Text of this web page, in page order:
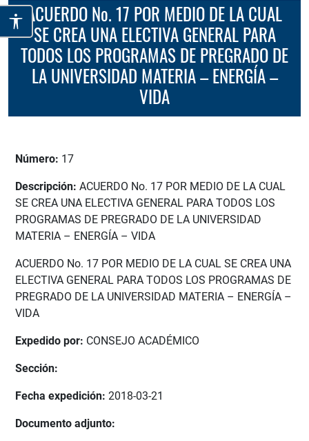
ACUERDO No. 17 POR MEDIO DE LA CUAL
SE CREA UNA ELECTIVA GENERAL PARA
TODOS LOS PROGRAMAS DE PREGRADO DE
LA UNIVERSIDAD MATERIA – ENERGÍA –
VIDA
Número: 17
Descripción: ACUERDO No. 17 POR MEDIO DE LA CUAL
SE CREA UNA ELECTIVA GENERAL PARA TODOS LOS
PROGRAMAS DE PREGRADO DE LA UNIVERSIDAD
MATERIA – ENERGÍA – VIDA
ACUERDO No. 17 POR MEDIO DE LA CUAL SE CREA UNA
ELECTIVA GENERAL PARA TODOS LOS PROGRAMAS DE
PREGRADO DE LA UNIVERSIDAD MATERIA – ENERGÍA –
VIDA
Expedido por: CONSEJO ACADÉMICO
Sección:
Fecha expedición: 2018-03-21
Documento adjunto: